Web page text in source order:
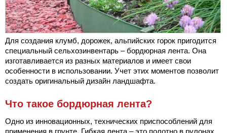
Для создания клумб, дорожек, альпийских горок пригодится
специальный сельхозинвентарь ‒ бордюрная лента. Она
изготавливается из разных материалов и имеет свои
особенности в использовании. Учет этих моментов позволит
создать оригинальный дизайн ландшафта.
Что такое бордюрная лента?
Одно из инновационных, технических приспособлений для
применения в грунте. Гибкая лента ‒ это полотно в рулонах